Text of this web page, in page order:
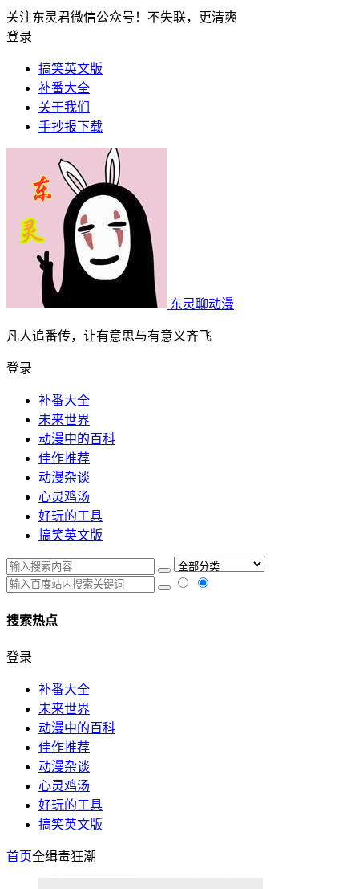
关注东灵君微信公众号！不失联，更清爽
登录
搞笑英文版
补番大全
关于我们
手抄报下载
东灵聊动漫
凡人追番传，让有意思与有意义齐飞
登录
补番大全
未来世界
动漫中的百科
佳作推荐
动漫杂谈
心灵鸡汤
好玩的工具
搞笑英文版
搜索热点
登录
补番大全
未来世界
动漫中的百科
佳作推荐
动漫杂谈
心灵鸡汤
好玩的工具
搞笑英文版
首页全缉毒狂潮